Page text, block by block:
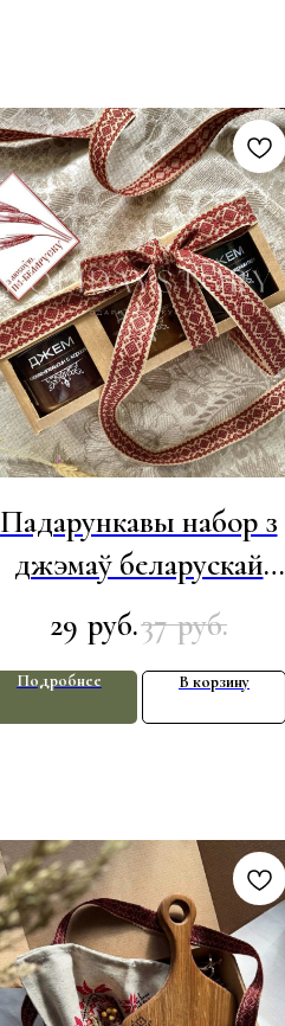
Падарункавы набор з
джэмаў беларускай
вытворчасці
29 руб.37 руб.
Подробнее В корзину